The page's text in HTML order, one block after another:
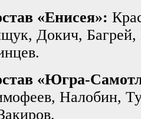
«Енисея»:
Докич,
«Югра-
Налобин,